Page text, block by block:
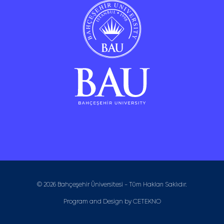
© 2026 Bahçeşehir Üniversitesi - Tüm Hakları Saklıdır.
Program and Design by CETEKNO